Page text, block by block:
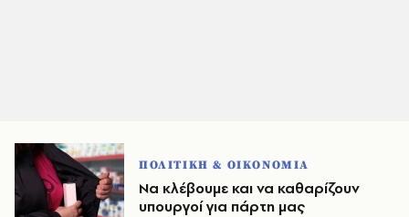
ΠΟΛΙΤΙΚΗ & ΟΙΚΟΝΟΜΙΑ
Να κλέβουμε και να καθαρίζουν
υπουργοί για πάρτη μας